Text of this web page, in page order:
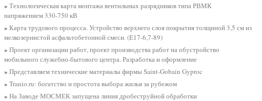
» Технологическая карта монтажа вентильных разрядников типа РВМК
напряжением 330-750 кВ
» Карта трудового процесса. Устройство верхнего слоя покрытия толщиной 3,5 см из
мелкозернистой асфальтобетонной смеси. (Е17-6,7-89)
» Проект организации работ, проект производства работ на обустройство
мобильного служебно-бытового центра. Разработка и оформление
» Представляем технические материалы фирмы Saint-Gobain Gyproc
» Tranio.ru: богатство и простота выбора жилья за рубежом
» На Заводе МОСМЕК запущена линия дробеструйной обработки